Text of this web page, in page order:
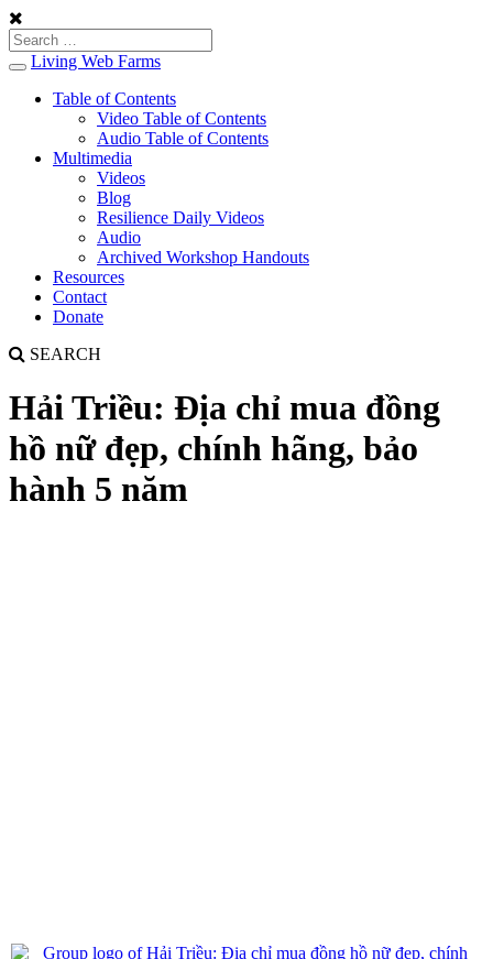
Toggle
navigation
Living Web Farms
Table of Contents
Video Table of Contents
Audio Table of Contents
Multimedia
Videos
Blog
Resilience Daily Videos
Audio
Archived Workshop Handouts
Resources
Contact
Donate
SEARCH
Hải Triều: Địa chỉ mua đồng
hồ nữ đẹp, chính hãng, bảo
hành 5 năm